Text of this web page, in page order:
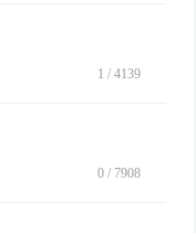
1 / 4139
0 / 7908